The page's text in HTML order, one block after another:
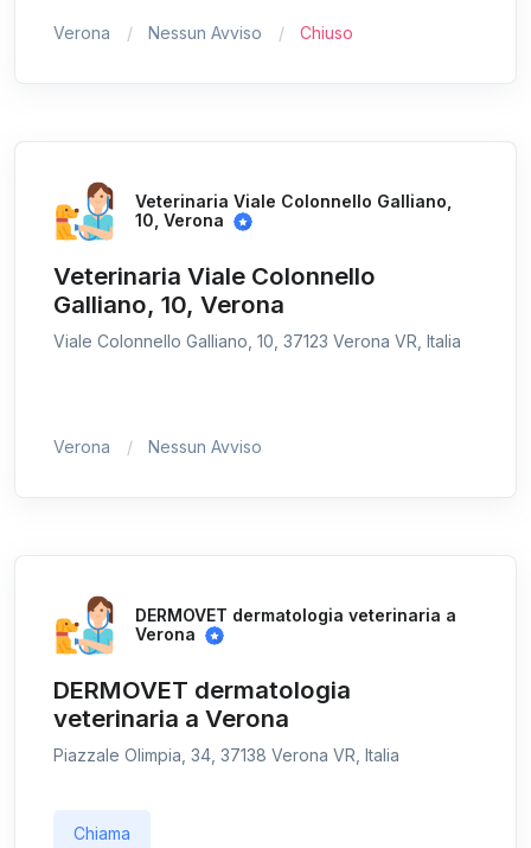
Verona Nessun Avviso Chiuso
Veterinaria Viale Colonnello Galliano,
10, Verona
Veterinaria Viale Colonnello
Galliano, 10, Verona
Viale Colonnello Galliano, 10, 37123 Verona VR, Italia
Verona Nessun Avviso
DERMOVET dermatologia veterinaria a
Verona
DERMOVET dermatologia
veterinaria a Verona
Piazzale Olimpia, 34, 37138 Verona VR, Italia
Chiama